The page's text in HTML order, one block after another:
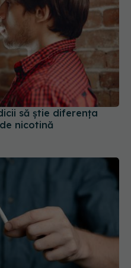
să știe diferența
nicotină